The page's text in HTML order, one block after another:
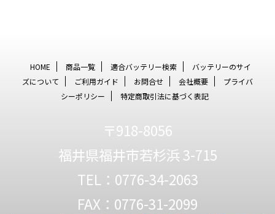
HOME 商品一覧 適合バッテリー検索
バッテリーのサイ
ズについて
ご利用ガイド お問合せ 会社概要
プライバ
シーポリシー
特定商取引法に基づく表記
〒918-8056
福井県福井市若杉浜 3-715
TEL：0776-34-2063
FAX：0776-31-2099